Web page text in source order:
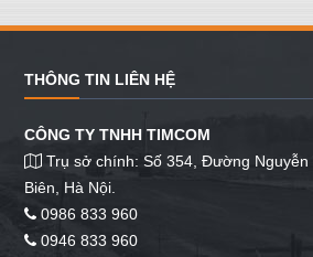
THÔNG TIN LIÊN HỆ
CÔNG TY TNHH TIMCOM
Trụ sở chính: Số 354, Đường Nguyễn
Biên, Hà Nội.
0986 833 960
0946 833 960